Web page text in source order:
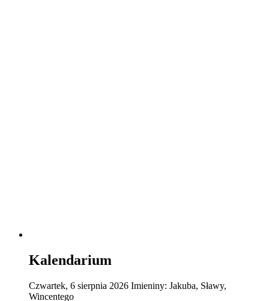
Kalendarium
Czwartek, 6 sierpnia 2026 Imieniny: Jakuba, Sławy,
Wincentego